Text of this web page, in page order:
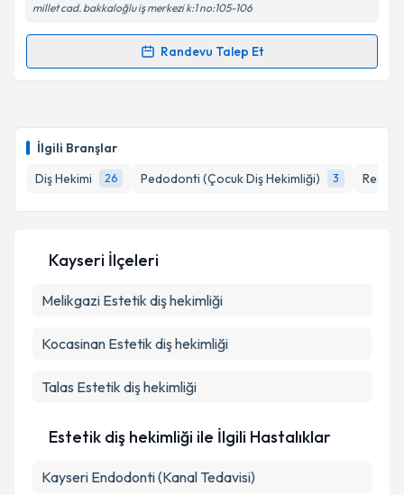
İlgili Branşlar
Diş Hekimi
26 Pedodonti (Çocuk Diş Hekimliği) 3
Kişisel verilerimin işlenmesine ilişkinAydınlatma
millet cad. bakkaloğlu iş merkezi k:1 no:105-106
Randevu Talep Et
Randevu Takvimi Talebi
takvim hazırlandığında e-posta ile bilgilendireceğiz.
E-posta Adresiniz
Metni'ni okudum ve kişisel verilerimin belirtilen
Kayseri İlçeleri
Melikgazi Estetik diş hekimliği
Kocasinan Estetik diş hekimliği
Talas Estetik diş hekimliği
Estetik diş hekimliği ile İlgili Hastalıklar
Kayseri Endodonti (Kanal Tedavisi)